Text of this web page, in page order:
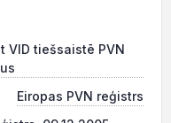
VID tiešsaistē PVN
Eiropas PVN reģistrs